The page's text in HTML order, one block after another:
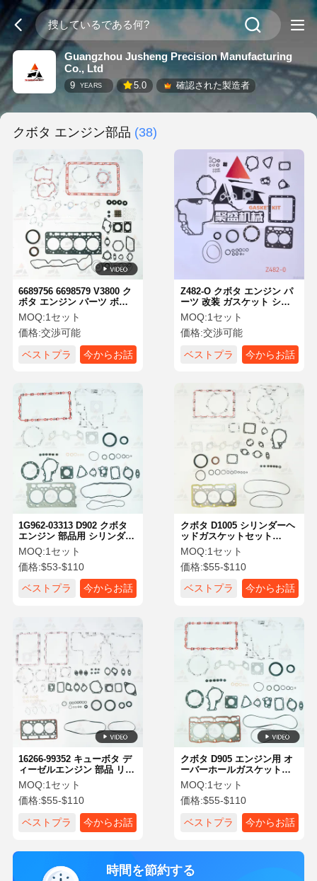
Guangzhou Jusheng Precision Manufacturing
Co., Ltd
9 YEARS 5.0 確認された製造者
クボタ エンジン部品 (38)
6689756 6698579 V3800 ク
ボタ エンジン パーツ ボブ
キャット A300 S250
MOQ:1セット
価格:交渉可能
ベストプラ
今からお話
Z482-O クボタ エンジン パ
ーツ 改装 ガスケット シー
リング キット 直接 フィッ
ト OEM 交換
MOQ:1セット
価格:交渉可能
ベストプラ
今からお話
1G962-03313 D902 クボタ
エンジン 部品用 シリンダー
ヘッド ガスケットセット
MOQ:1セット
価格:$53-$110
ベストプラ
今からお話
クボタ D1005 シリンダーヘ
ッドガスケットセット
1G062-99350 クボタエンジ
ン部品交換用
MOQ:1セット
価格:$55-$110
ベストプラ
今からお話
16266-99352 キューボタ デ
ィーゼルエンジン 部品 リコ
ンビールド ガシケート キッ
ト キューボタ D950 トラク
ター
MOQ:1セット
価格:$55-$110
ベストプラ
今からお話
クボタ D905 エンジン用 オ
ーバーホールガスケットキ
ット 1G062-99350 16266-
99352
MOQ:1セット
価格:$55-$110
ベストプラ
今からお話
時間を節約する